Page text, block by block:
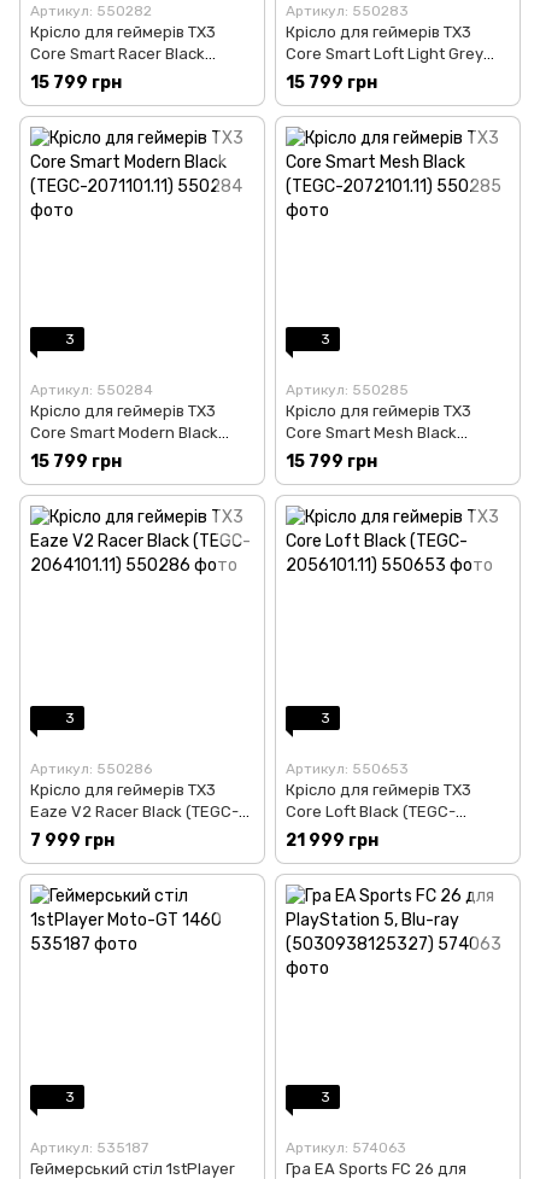
Артикул: 550282
Крісло для геймерів TX3
Core Smart Racer Black
(TEGC-2069101.11)
15 799 грн
Артикул: 550283
Крісло для геймерів TX3
Core Smart Loft Light Grey
(TEGC-2070104.41)
15 799 грн
3
Артикул: 550284
Крісло для геймерів TX3
Core Smart Modern Black
(TEGC-2071101.11)
15 799 грн
3
Артикул: 550285
Крісло для геймерів TX3
Core Smart Mesh Black
(TEGC-2072101.11)
15 799 грн
3
Артикул: 550286
Крісло для геймерів TX3
Eaze V2 Racer Black (TEGC-
2064101.11)
7 999 грн
3
Артикул: 550653
Крісло для геймерів TX3
Core Loft Black (TEGC-
2056101.11)
21 999 грн
3
Артикул: 535187
Геймерський стіл 1stPlayer
3
Артикул: 574063
Гра EA Sports FC 26 для